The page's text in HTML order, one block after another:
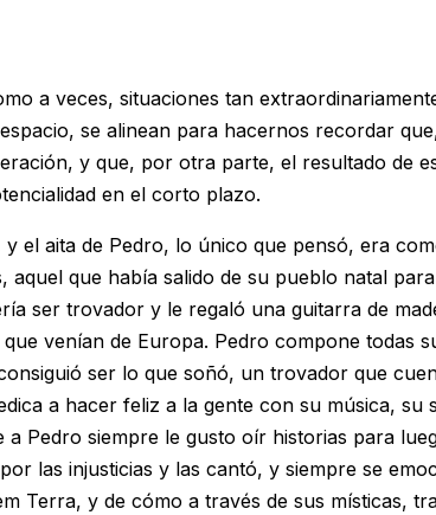
a veces, situaciones tan
se alinean para hacernos recordar
y que, por otra parte, el resultado de
en el corto plazo.
el aita de Pedro, lo único que pensó, era
aquel que había salido de su pueblo natal
ser trovador y le regaló una guitarra de
venían de Europa. Pedro compone todas
ser lo que soñó, un trovador que
a hacer feliz a la gente con su música, su
a Pedro siempre le gusto oír historias para
las injusticias y las cantó, y siempre se
Terra, y de cómo a través de sus místicas,